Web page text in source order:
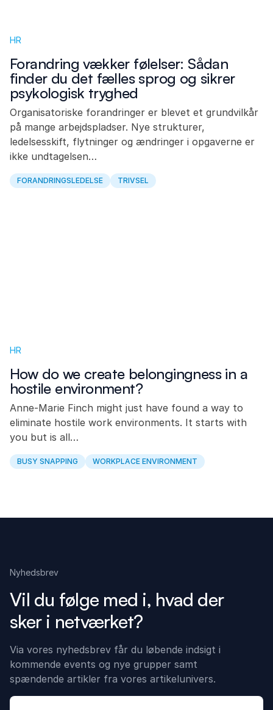
HR
Forandring vækker følelser: Sådan
finder du det fælles sprog og sikrer
psykologisk tryghed
Organisatoriske forandringer er blevet et grundvilkår
på mange arbejdspladser. Nye strukturer,
ledelsesskift, flytninger og ændringer i opgaverne er
ikke undtagelsen…
FORANDRINGSLEDELSE TRIVSEL
HR
How do we create belongingness in a
hostile environment?
Anne-Marie Finch might just have found a way to
eliminate hostile work environments. It starts with
you but is all…
BUSY SNAPPING WORKPLACE ENVIRONMENT
Nyhedsbrev
Vil du følge med i, hvad der
sker i netværket?
Via vores nyhedsbrev får du løbende indsigt i
kommende events og nye grupper samt
spændende artikler fra vores artikelunivers.